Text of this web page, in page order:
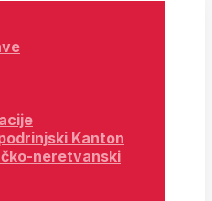
Kanton
neretvanski